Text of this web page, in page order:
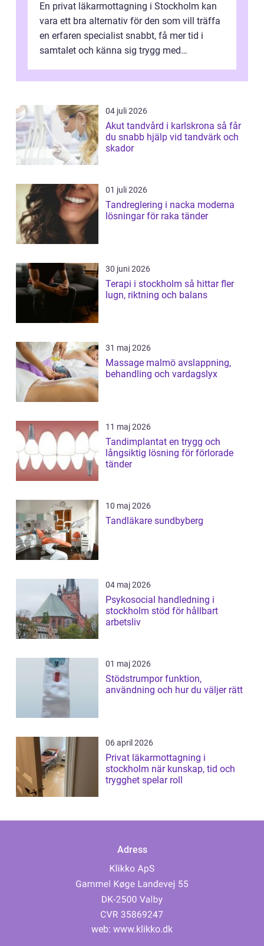
En privat läkarmottagning i Stockholm kan
vara ett bra alternativ för den som vill träffa
en erfaren specialist snabbt, få mer tid i
samtalet och känna sig trygg med
04 juli 2026
Akut tandvård i karlskrona så får
du snabb hjälp vid tandvärk och
skador
01 juli 2026
Tandreglering i nacka moderna
lösningar för raka tänder
30 juni 2026
Terapi i stockholm så hittar fler
lugn, riktning och balans
31 maj 2026
Massage malmö avslappning,
behandling och vardagslyx
11 maj 2026
Tandimplantat en trygg och
långsiktig lösning för förlorade
tänder
10 maj 2026
Tandläkare sundbyberg
04 maj 2026
Psykosocial handledning i
stockholm stöd för hållbart
arbetsliv
01 maj 2026
Stödstrumpor funktion,
användning och hur du väljer rätt
06 april 2026
Privat läkarmottagning i
stockholm när kunskap, tid och
trygghet spelar roll
Adress
web: www.klikko.dk